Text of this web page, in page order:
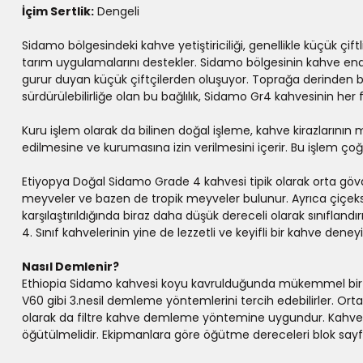
İçim Sertlik: Dengeli
Sidamo bölgesindeki kahve yetiştiriciliği, genellikle küçük
tarım uygulamalarını destekler. Sidamo bölgesinin kahve
gurur duyan küçük çiftçilerden oluşuyor. Toprağa derinden
sürdürülebilirliğe olan bu bağlılık, Sidamo Gr4 kahvesinin her
Kuru işlem olarak da bilinen doğal işleme, kahve
edilmesine ve kurumasına izin verilmesini içerir. Bu işlem
Etiyopya Doğal Sidamo Grade 4 kahvesi tipik olarak orta
meyveler ve bazen de tropik meyveler bulunur. Ayrıca
karşılaştırıldığında biraz daha düşük dereceli olarak
4. Sınıf kahvelerinin yine de lezzetli ve keyifli bir kahve
Nasıl Demlenir?
Ethiopia Sidamo kahvesi koyu kavrulduğunda mükemmel
V60 gibi 3.nesil demleme yöntemlerini tercih edebilirler.
olarak da filtre kahve demleme yöntemine uygundur.
öğütülmelidir. Ekipmanlara göre öğütme dereceleri blok